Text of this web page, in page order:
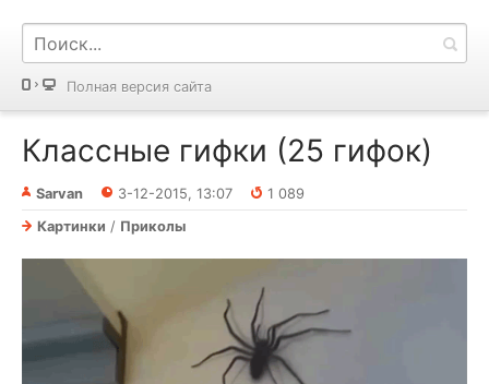
Полная версия сайта
Классные гифки (25 гифок)
Sarvan 3-12-2015, 13:07
1 089
Картинки / Приколы